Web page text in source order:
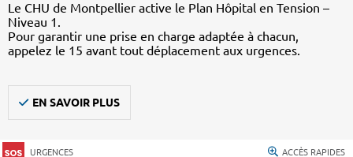
Le CHU de Montpellier active le Plan Hôpital en Tension –
Niveau 1.
Pour garantir une prise en charge adaptée à chacun,
appelez le 15 avant tout déplacement aux urgences.
EN SAVOIR PLUS
URGENCES ACCÈS RAPIDES